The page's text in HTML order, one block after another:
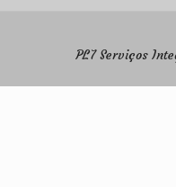
PL7 Serviços